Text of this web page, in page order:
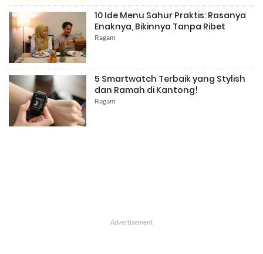
10 Ide Menu Sahur Praktis: Rasanya
Enaknya, Bikinnya Tanpa Ribet
Ragam
5 Smartwatch Terbaik yang Stylish
dan Ramah di Kantong!
Ragam